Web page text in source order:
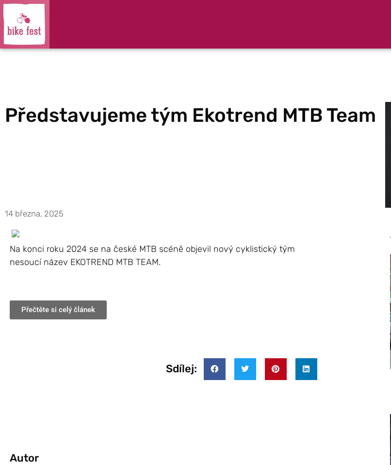
Představujeme tým Ekotrend MTB Team
14 března, 2025
Na konci roku 2024 se na české MTB scéně objevil nový cyklistický tým
nesoucí název EKOTREND MTB TEAM.
Přečtěte si celý článek
Sdílej:
Autor